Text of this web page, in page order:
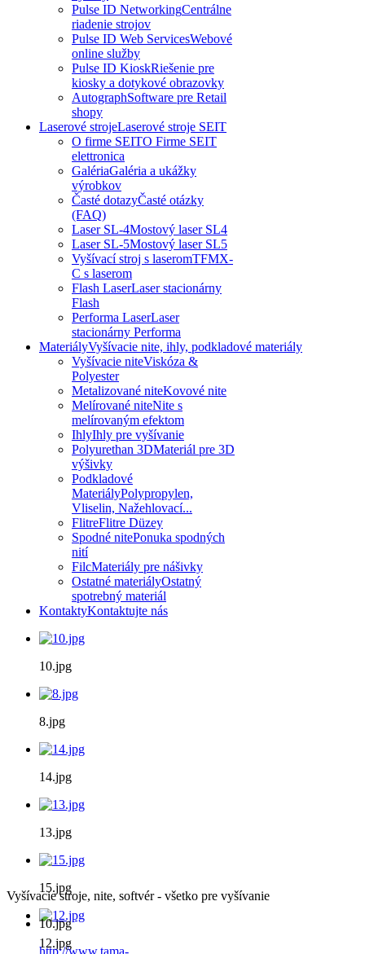
Pulse ID NetworkingCentrálne
riadenie strojov
Pulse ID Web ServicesWebové
online služby
Pulse ID KioskRiešenie pre
kiosky a dotykové obrazovky
AutographSoftware pre Retail
shopy
Laserové strojeLaserové stroje SEIT
O firme SEITO Firme SEIT
elettronica
GalériaGaléria a ukážky
výrobkov
Časté dotazyČasté otázky
(FAQ)
Laser SL-4Mostový laser SL4
Laser SL-5Mostový laser SL5
Vyšívací stroj s laseromTFMX-
C s laserom
Flash LaserLaser stacionárny
Flash
Performa LaserLaser
stacionárny Performa
MateriályVyšívacie nite, ihly, podkladové materiály
Vyšívacie niteViskóza &
Polyester
Metalizované niteKovové nite
Melírované niteNite s
melírovaným efektom
IhlyIhly pre vyšívanie
Polyurethan 3DMateriál pre 3D
výšivky
Podkladové
MateriályPolypropylen,
Vliselin, Nažehlovací...
FlitreFlitre Düzey
Spodné nitePonuka spodných
nití
FilcMateriály pre nášivky
Ostatné materiályOstatný
spotrebný materiál
KontaktyKontaktujte nás
10.jpg
8.jpg
14.jpg
13.jpg
15.jpg
12.jpg
Vyšívacie stroje, nite, softvér - všetko pre vyšívanie
10.jpg
http://www.tama-